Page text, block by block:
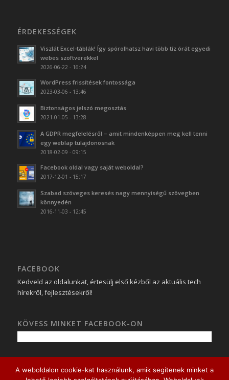
ÉRDEKESSÉGEK
Viszlát Excel-táblák! Így spórolhatsz havi több tíz órát egyedi
webes szoftverekkel
2026-06-22 - 16:24
WordPress frissítések fontossága
2023-03-06 - 13:46
Biztonságos jelszó megosztás
2021-01-05 - 13:28
A GDPR megfelelésről – amit mindenképpen meg kell tenni
egy weblap tulajdonosnak
2018-02-09 - 09:15
Facebook oldal vagy saját weboldal?
2017-12-01 - 15:17
Szabad szöveges keresés nagy mennyiségű szövegben
könnyedén
2016-11-03 - 12:45
FACEBOOK
Kedveld az oldalunkat, értesülj első kézből az aktuális tech
hírekről, fejlesztésekről!
KÖVESS MINKET FACEBOOK-ON
A weboldalon cookie-kat használunk, amik segítenek minket a